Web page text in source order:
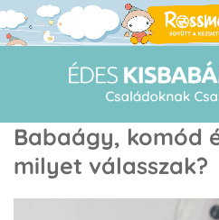
Babaágy, komód
milyet válasszak?